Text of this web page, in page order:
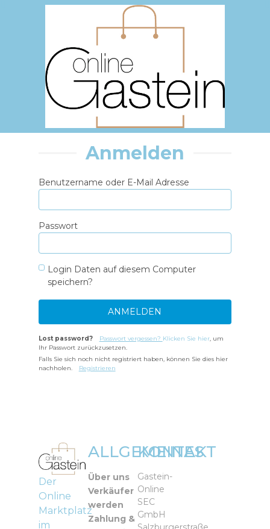
Anmelden
Benutzername oder E-Mail Adresse
Passwort
Login Daten auf diesem Computer
speichern?
Lost password? Passwort vergessen? Klicken Sie hier, um
Ihr Passwort zurückzusetzen.
Falls Sie sich noch nicht registriert haben, können Sie dies hier
nachholen.
Registrieren
Der
Online
Marktplatz
im
ALLGEMEINES
Über uns
Verkäufer
werden
Zahlung &
KONTAKT
Gastein-
Online
SEC
GmbH